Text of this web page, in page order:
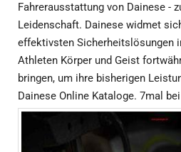
Fahrerausstattung von Dainese -
Leidenschaft. Dainese widmet
effektivsten Sicherheitslösungen
Athleten Körper und Geist
bringen, um ihre bisherigen
Dainese Online Kataloge. 7mal